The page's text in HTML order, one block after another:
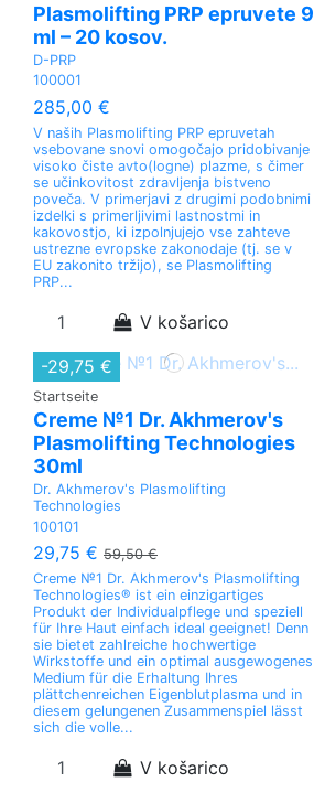
Plasmolifting PRP epruvete 9
ml – 20 kosov.
D-PRP
100001
285,00 €
V naših Plasmolifting PRP epruvetah
vsebovane snovi omogočajo pridobivanje
visoko čiste avto(logne) plazme, s čimer
se učinkovitost zdravljenja bistveno
poveča. V primerjavi z drugimi podobnimi
izdelki s primerljivimi lastnostmi in
kakovostjo, ki izpolnjujejo vse zahteve
ustrezne evropske zakonodaje (tj. se v
EU zakonito tržijo), se Plasmolifting
PRP...
V košarico
-29,75 €
Startseite
Creme №1 Dr. Akhmerov's
Plasmolifting Technologies
30ml
Dr. Akhmerov's Plasmolifting
Technologies
100101
29,75 € 59,50 €
Creme №1 Dr. Akhmerov's Plasmolifting
Technologies® ist ein einzigartiges
Produkt der Individualpflege und speziell
für Ihre Haut einfach ideal geeignet! Denn
sie bietet zahlreiche hochwertige
Wirkstoffe und ein optimal ausgewogenes
Medium für die Erhaltung Ihres
plättchenreichen Eigenblutplasma und in
diesem gelungenen Zusammenspiel lässt
sich die volle...
V košarico